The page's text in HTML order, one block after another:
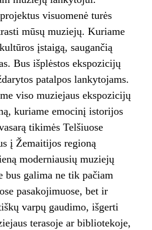
visuomenė turės
mūsų muziejų. Kuriame
įstaigą, saugančią
Bus išplėstos ekspozicijų
patalpos lankytojams.
viso muziejaus ekspozicijų
kuriame emocinį istorijos
tikimės Telšiuose
į Žemaitijos regioną
moderniausių muziejų
bus galima ne tik pačiam
pasakojimuose, bet ir
varpų gaudimo, išgerti
terasoje ar bibliotekoje,